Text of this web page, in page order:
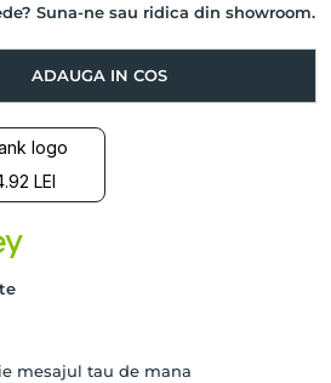
Suna-ne sau ridica din showroom.
ADAUGA IN COS
LEI
mesajul tau de mana